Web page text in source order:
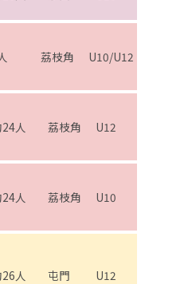
荔枝角 U10/U12
人 荔枝角 U12
人 荔枝角 U10
人 屯門 U12